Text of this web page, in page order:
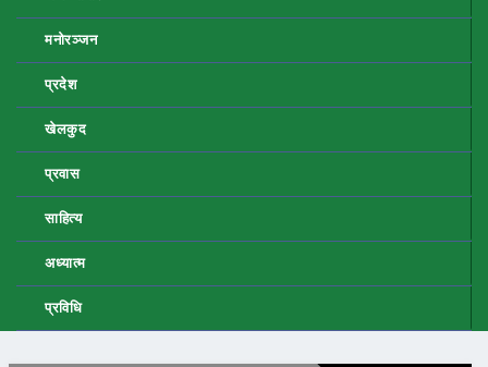
मनोरञ्जन
प्रदेश
खेलकुद
प्रवास
साहित्य
अध्यात्म
प्रविधि